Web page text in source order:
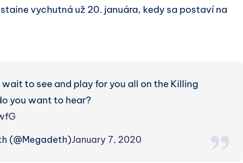
vychutná už 20. januára, kedy sa postaví na
to see and play for you all on the Killing
you want to hear?
(@Megadeth)January 7, 2020